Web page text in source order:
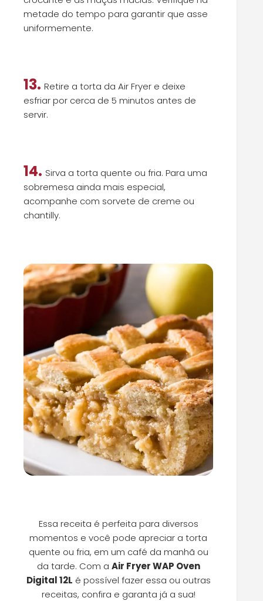
metade do tempo para garantir que asse
uniformemente.
13.Retire a torta da Air Fryer e deixe
esfriar por cerca de 5 minutos antes de
servir.
14. Sirva a torta quente ou fria. Para uma
sobremesa ainda mais especial,
acompanhe com sorvete de creme ou
chantilly.
Essa receita é perfeita para diversos
momentos e você pode apreciar a torta
quente ou fria, em um café da manhã ou
da tarde. Com a Air Fryer WAP Oven
Digital 12L é possível fazer essa ou outras
receitas, confira e garanta já a sua!